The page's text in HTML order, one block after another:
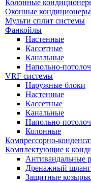
Колонные
Оконные кондиционеры
Мульти сплит системы
Фанкойлы
Настенные
Кассетные
Канальные
Напольно-
VRF системы
Наружные блоки
Настенные
Кассетные
Канальные
Напольно-
Колонные
Компрессорно-
Комплектующие к
Антивандальные
Дренажный шланг
Защитные